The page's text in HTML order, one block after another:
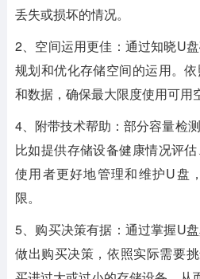
丢失或损坏的情况。
2、空间运用更佳：通过知晓U
规划和优化存储空间的运用。
和数据，确保最大限度使用可用
4、附带技术帮助：部分容量检
比如提供存储设备健康情况评
使用者更好地管理和维护U盘
限。
5、购买决策有据：通过掌握U
做出购买决策，依照实际需要